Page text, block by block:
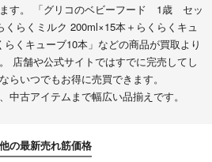
す。 「グリコのベビーフード 1歳 セッ
くらくミルク 200ml×15本＋らくらくキュ
くキューブ10本」などの商品が買取より
店舗や公式サイトではすでに完売してし
らいつでもお得に売買できます。
中古アイテムまで幅広い品揃えです。
の最新売れ筋価格